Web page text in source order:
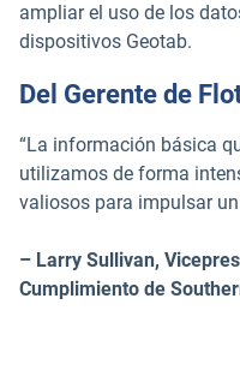
ampliar el uso de los
dispositivos Geotab.
Del Gerente de
“La información básica
utilizamos de forma
valiosos para impulsar
– Larry Sullivan,
Cumplimiento de